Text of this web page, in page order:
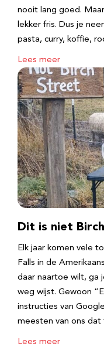
nooit lang goed.
lekker fris. Dus je
pasta, curry, koffie,
Lees meer
Dit is niet
Elk jaar komen vele
Falls in de
daar naartoe wilt, ga
weg wijst. Gewoon
instructies van
meesten van ons
Lees meer